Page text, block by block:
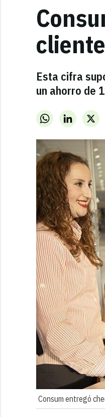
Esta cifra
un ahorro de
WhatsAppLinkedInX
Consum entregó